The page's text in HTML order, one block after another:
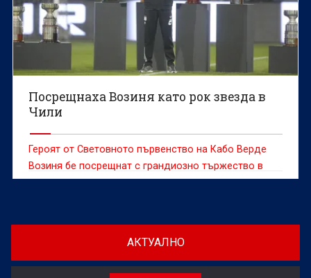
Посрещнаха Возиня като рок звезда в
Чили
Героят от Световното първенство на Кабо Верде
Возиня бе посрещнат с грандиозно тържество в
сряда, след като се присъедини към чилийския
АКТУАЛНО